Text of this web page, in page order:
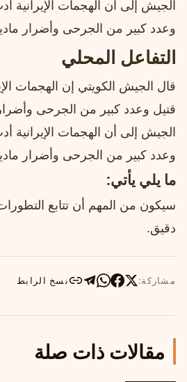
الجيش إلى أن الهجمات
وعدد كبير من الجرحى وأضرار
التفاعل المحلي
قال الجيش الكويتي إن الهجمات
قتيل وعدد كبير من الجرحى
الجيش إلى أن الهجمات
وعدد كبير من الجرحى وأضرار
ما يلي يأتي:
سيكون من المهم أن تتابع
دقيق.
مشاركة: نسخ الرابط
مقالات ذات صلة